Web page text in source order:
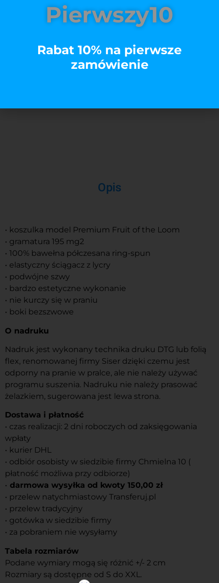
Rozmiar
Opis
• koszulka model Premium Fruit of the Loom
• gramatura 195 mg2
• 100% bawełna półczesana ring-spun
• elastyczny ściągacz z lycry
• podwójne szwy
• bardzo estetyczne wykonanie
• nie kurczy się w praniu
• boki bezszwowe
O nadruku
Nadruk jest wykonany technika druku DTG lub folią
flex, renomowanej firmy Siser dzięki czemu jest
odporny na pranie w pralce, ale nie należy używać
programu suszenia. Nadruku nie należy prasować
żelazkiem, sugerowana jest lewa strona.
Dostawa i płatność
• czas realizacji: 2 dni roboczych od zaksięgowania
wpłaty
• kurier DHL
• odbiór osobisty w siedzibie firmy Chmielna 10 (
płatność możliwa przy odbiorze)
• darmowa wysyłka od kwoty 150,00 zł
• przelew natychmiastowy Transferuj.pl
• przelew tradycyjny
• gotówka w siedzibie firmy
• za pobraniem nie wysyłamy
Tabela rozmiarów
Podane wymiary mogą się różnić +/- 2 cm
Rozmiary są dostępne od S do XXL.
Pierwszy10
Rabat 10% na pierwsze
zamówienie